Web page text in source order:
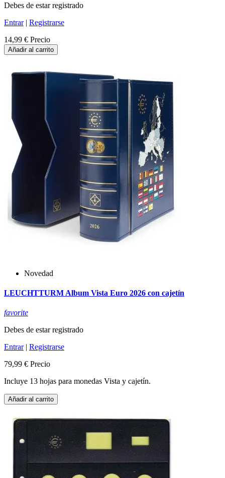
Debes de estar registrado
Entrar| Registrarse
14,99 € Precio
Añadir al carrito
Novedad
LEUCHTTURM Album Vista Euro 2026 con cajetín
favorite
Debes de estar registrado
Entrar| Registrarse
79,99 € Precio
Incluye 13 hojas para monedas Vista y cajetín.
Añadir al carrito